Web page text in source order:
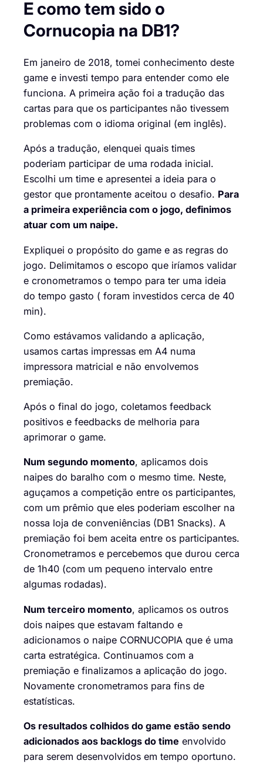
E como tem sido o
Cornucopia na DB1?
Em janeiro de 2018, tomei conhecimento deste
game e investi tempo para entender como ele
funciona. A primeira ação foi a tradução das
cartas para que os participantes não tivessem
problemas com o idioma original (em inglês).
Após a tradução, elenquei quais times
poderiam participar de uma rodada inicial.
Escolhi um time e apresentei a ideia para o
gestor que prontamente aceitou o desafio. Para
a primeira experiência com o jogo, definimos
atuar com um naipe.
Expliquei o propósito do game e as regras do
jogo. Delimitamos o escopo que iríamos validar
e cronometramos o tempo para ter uma ideia
do tempo gasto ( foram investidos cerca de 40
min).
Como estávamos validando a aplicação,
usamos cartas impressas em A4 numa
impressora matricial e não envolvemos
premiação.
Após o final do jogo, coletamos feedback
positivos e feedbacks de melhoria para
aprimorar o game.
Num segundo momento, aplicamos dois
naipes do baralho com o mesmo time. Neste,
aguçamos a competição entre os participantes,
com um prêmio que eles poderiam escolher na
nossa loja de conveniências (DB1 Snacks). A
premiação foi bem aceita entre os participantes.
Cronometramos e percebemos que durou cerca
de 1h40 (com um pequeno intervalo entre
algumas rodadas).
Num terceiro momento, aplicamos os outros
dois naipes que estavam faltando e
adicionamos o naipe CORNUCOPIA que é uma
carta estratégica. Continuamos com a
premiação e finalizamos a aplicação do jogo.
Novamente cronometramos para fins de
estatísticas.
Os resultados colhidos do game estão sendo
adicionados aos backlogs do time envolvido
para serem desenvolvidos em tempo oportuno.